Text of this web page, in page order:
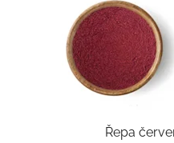
Řepa